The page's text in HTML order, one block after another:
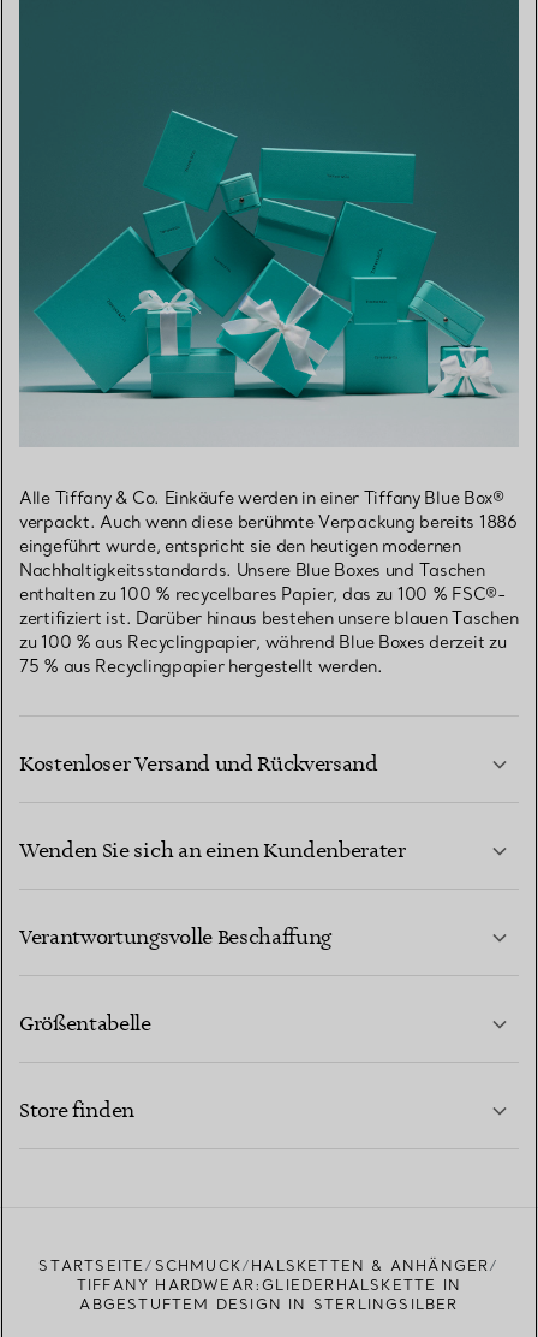
Alle Tiffany & Co. Einkäufe werden in einer Tiffany Blue Box®
verpackt. Auch wenn diese berühmte Verpackung bereits 1886
eingeführt wurde, entspricht sie den heutigen modernen
Nachhaltigkeitsstandards. Unsere Blue Boxes und Taschen
enthalten zu 100 % recycelbares Papier, das zu 100 % FSC®-
zertifiziert ist. Darüber hinaus bestehen unsere blauen Taschen
zu 100 % aus Recyclingpapier, während Blue Boxes derzeit zu
75 % aus Recyclingpapier hergestellt werden.
Kostenloser Versand und Rückversand
Wenden Sie sich an einen Kundenberater
Verantwortungsvolle Beschaffung
Größentabelle
Store finden
STARTSEITE SCHMUCK
HALSKETTEN & ANHÄNGER
TIFFANY HARDWEAR:GLIEDERHALSKETTE IN
ABGESTUFTEM DESIGN IN STERLINGSILBER